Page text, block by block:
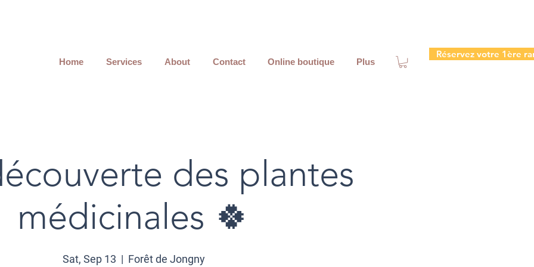
Home Services About Contact Online boutique Plus
Réservez votre 1ère
des plantes
médicinales 🍀
Sat, Sep 13
  |
Forêt de Jongny